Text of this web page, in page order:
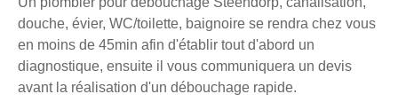
douche, évier, WC/toilette, baignoire se rendra chez vous
en moins de 45min afin d'établir tout d'abord un
diagnostique, ensuite il vous communiquera un devis
avant la réalisation d'un débouchage rapide.